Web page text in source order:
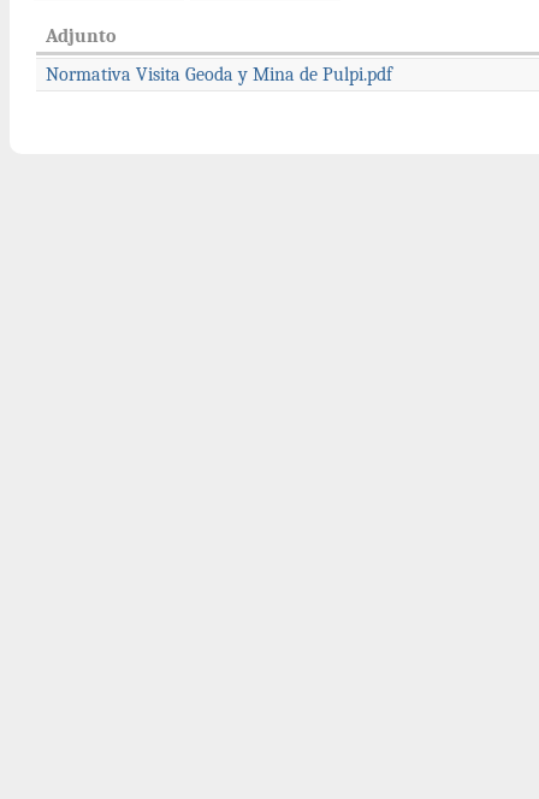
Adjunto
Normativa Visita Geoda y Mina de Pulpi.pdf